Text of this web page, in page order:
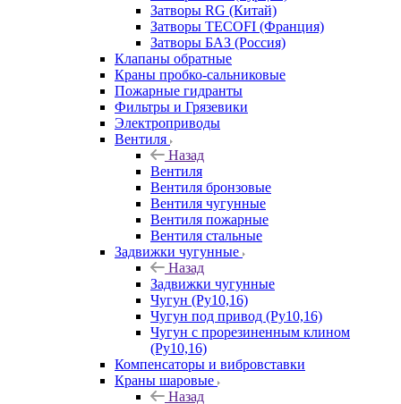
Затворы RG (Китай)
Затворы TECOFI (Франция)
Затворы БАЗ (Россия)
Клапаны обратные
Краны пробко-сальниковые
Пожарные гидранты
Фильтры и Грязевики
Электроприводы
Вентиля
Назад
Вентиля
Вентиля бронзовые
Вентиля чугунные
Вентиля пожарные
Вентиля стальные
Задвижки чугунные
Назад
Задвижки чугунные
Чугун (Ру10,16)
Чугун под привод (Ру10,16)
Чугун с прорезиненным клином
(Ру10,16)
Компенсаторы и вибровставки
Краны шаровые
Назад